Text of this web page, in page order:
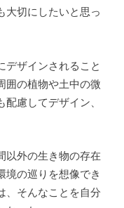
大切にしたいと思っ
デザインされること
囲の植物や土中の微
慮してデザイン、
以外の生き物の存在
境の巡りを想像でき
、そんなことを自分